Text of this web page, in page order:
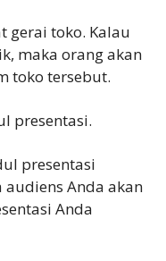
gerai toko. Kalau
maka orang akan
toko tersebut.
presentasi.
presentasi
audiens Anda akan
Anda